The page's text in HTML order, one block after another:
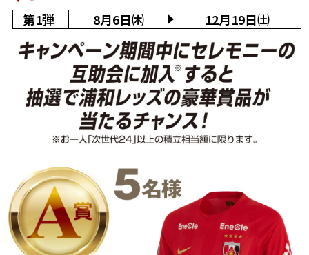
第1弾 8月6日㈭ 12月19日㈯